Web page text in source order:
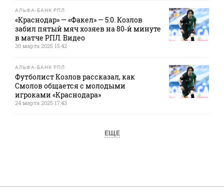
АЛЬФА-БАНК РПЛ
«Краснодар» — «Факел» — 5:0. Козлов
забил пятый мяч хозяев на 80‑й минуте
в матче РПЛ. Видео
30 марта 2025 15:42
АЛЬФА-БАНК РПЛ
Футболист Козлов рассказал, как
Смолов общается с молодыми
игроками «Краснодара»
24 марта 2025 17:43
ЕЩЕ